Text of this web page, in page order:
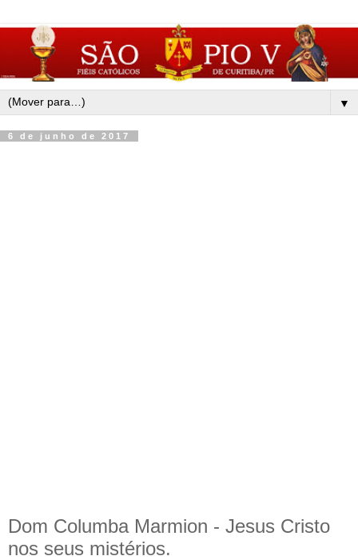
▼
6 de junho de 2017
Dom Columba Marmion - Jesus Cristo
nos seus mistérios.